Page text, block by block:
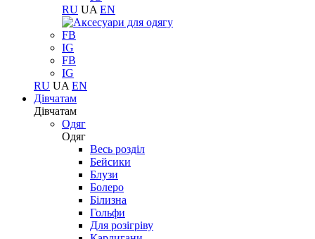
RU UA EN
FB
IG
FB
IG
RU UA EN
Дівчатам
Дівчатам
Одяг
Одяг
Весь розділ
Бейсики
Блузи
Болеро
Білизна
Гольфи
Для розігріву